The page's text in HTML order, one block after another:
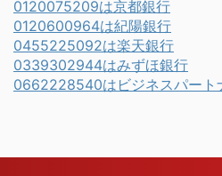
0120075209は京都銀行
0120600964は紀陽銀行
0455225092は楽天銀行
0339302944はみずほ銀行
0662228540はビジネスパート